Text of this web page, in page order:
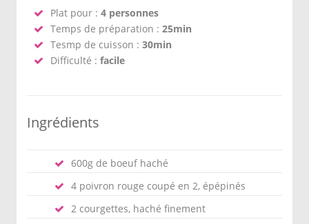
Plat pour : 4 personnes
Temps de préparation : 25min
Tesmp de cuisson : 30min
Difficulté : facile
Ingrédients
600g de boeuf haché
4 poivron rouge coupé en 2, épépinés
2 courgettes, haché finement